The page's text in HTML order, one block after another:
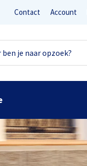
Contact Account